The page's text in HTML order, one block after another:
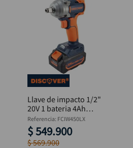
Llave de impacto 1/2"
20V 1 bateria 4Ah
Brushless Estuche
Discover
Referencia: FCIW450LX
$549.900
$569.900